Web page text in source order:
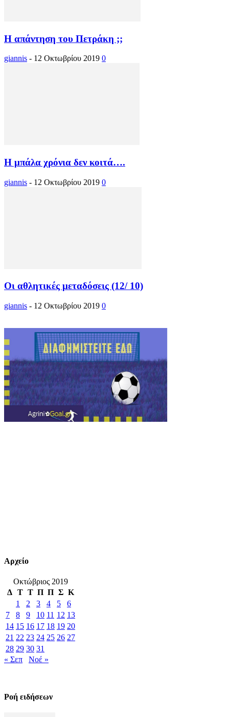
Η απάντηση του Πετράκη ;;
giannis - 12 Οκτωβρίου 2019 0
Η μπάλα χρόνια δεν κοιτά….
giannis - 12 Οκτωβρίου 2019 0
Οι αθλητικές μεταδόσεις (12/ 10)
giannis - 12 Οκτωβρίου 2019 0
Αρχείο
Οκτώβριος 2019
Δ Τ Τ Π Π Σ Κ
1
2 3 4 5
6
7
8 9 10 11 12 13
14 15 16 17 18 19 20
21 22 23 24 25 26 27
28 29 30 31
« Σεπ
Νοέ »
Ροή ειδήσεων